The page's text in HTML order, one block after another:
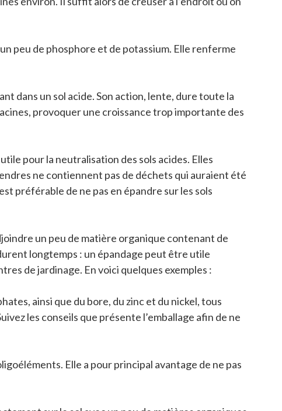
peu de phosphore et de potassium. Elle renferme
dans un sol acide. Son action, lente, dure toute la
provoquer une croissance trop importante des
pour la neutralisation des sols acides. Elles
ne contiennent pas de déchets qui auraient été
préférable de ne pas en épandre sur les sols
un peu de matière organique contenant de
longtemps : un épandage peut être utile
de jardinage. En voici quelques exemples :
ainsi que du bore, du zinc et du nickel, tous
les conseils que présente l’emballage afin de ne
Elle a pour principal avantage de ne pas